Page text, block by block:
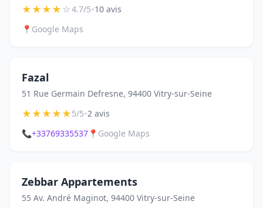
★★★★☆4.7/5•10 avis
📍 Google Maps
Fazal
51 Rue Germain Defresne, 94400 Vitry-sur-Seine
★★★★★5/5•2 avis
📞+33769335537 📍 Google Maps
Zebbar Appartements
55 Av. André Maginot, 94400 Vitry-sur-Seine